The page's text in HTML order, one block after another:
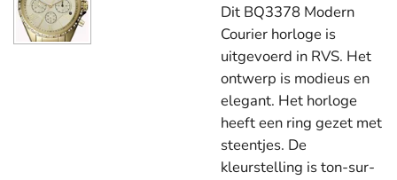
Dit BQ3378 Modern
Courier horloge is
uitgevoerd in RVS. Het
ontwerp is modieus en
elegant. Het horloge
heeft een ring gezet met
steentjes. De
kleurstelling is ton-sur-